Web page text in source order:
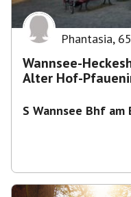
Phantasia, 65
Wannsee-
Alter Hof-
S Wannsee Bhf am